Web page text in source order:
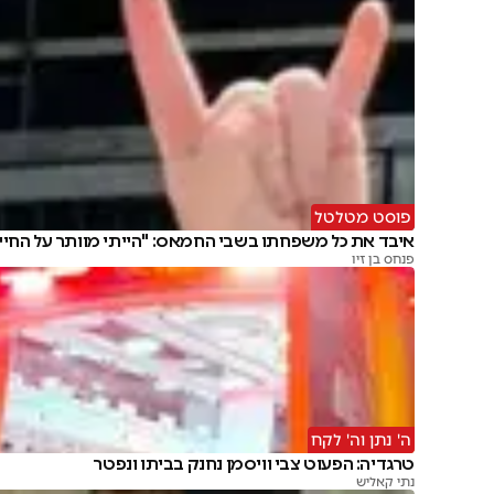
פוסט מטלטל
איבד את כל משפחתו בשבי החמאס: "הייתי מוותר על
פנחס בן זיו
ה' נתן וה' לקח
טרגדיה: הפעוט צבי וויסמן נחנק בביתו ונפטר
נתי קאליש